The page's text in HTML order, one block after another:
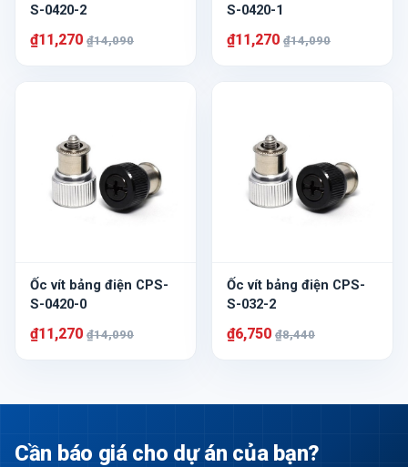
S-0420-2
₫11,270 ₫14,090
S-0420-1
₫11,270 ₫14,090
Ốc vít bảng điện CPS-
S-0420-0
₫11,270 ₫14,090
Ốc vít bảng điện CPS-
S-032-2
₫6,750 ₫8,440
Cần báo giá cho dự án của bạn?